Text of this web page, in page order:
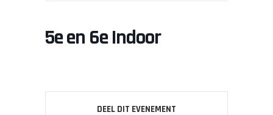
5e en 6e Indoor
DEEL DIT EVENEMENT